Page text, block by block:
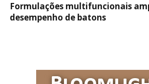
Formulações multifuncionais
desempenho de batons